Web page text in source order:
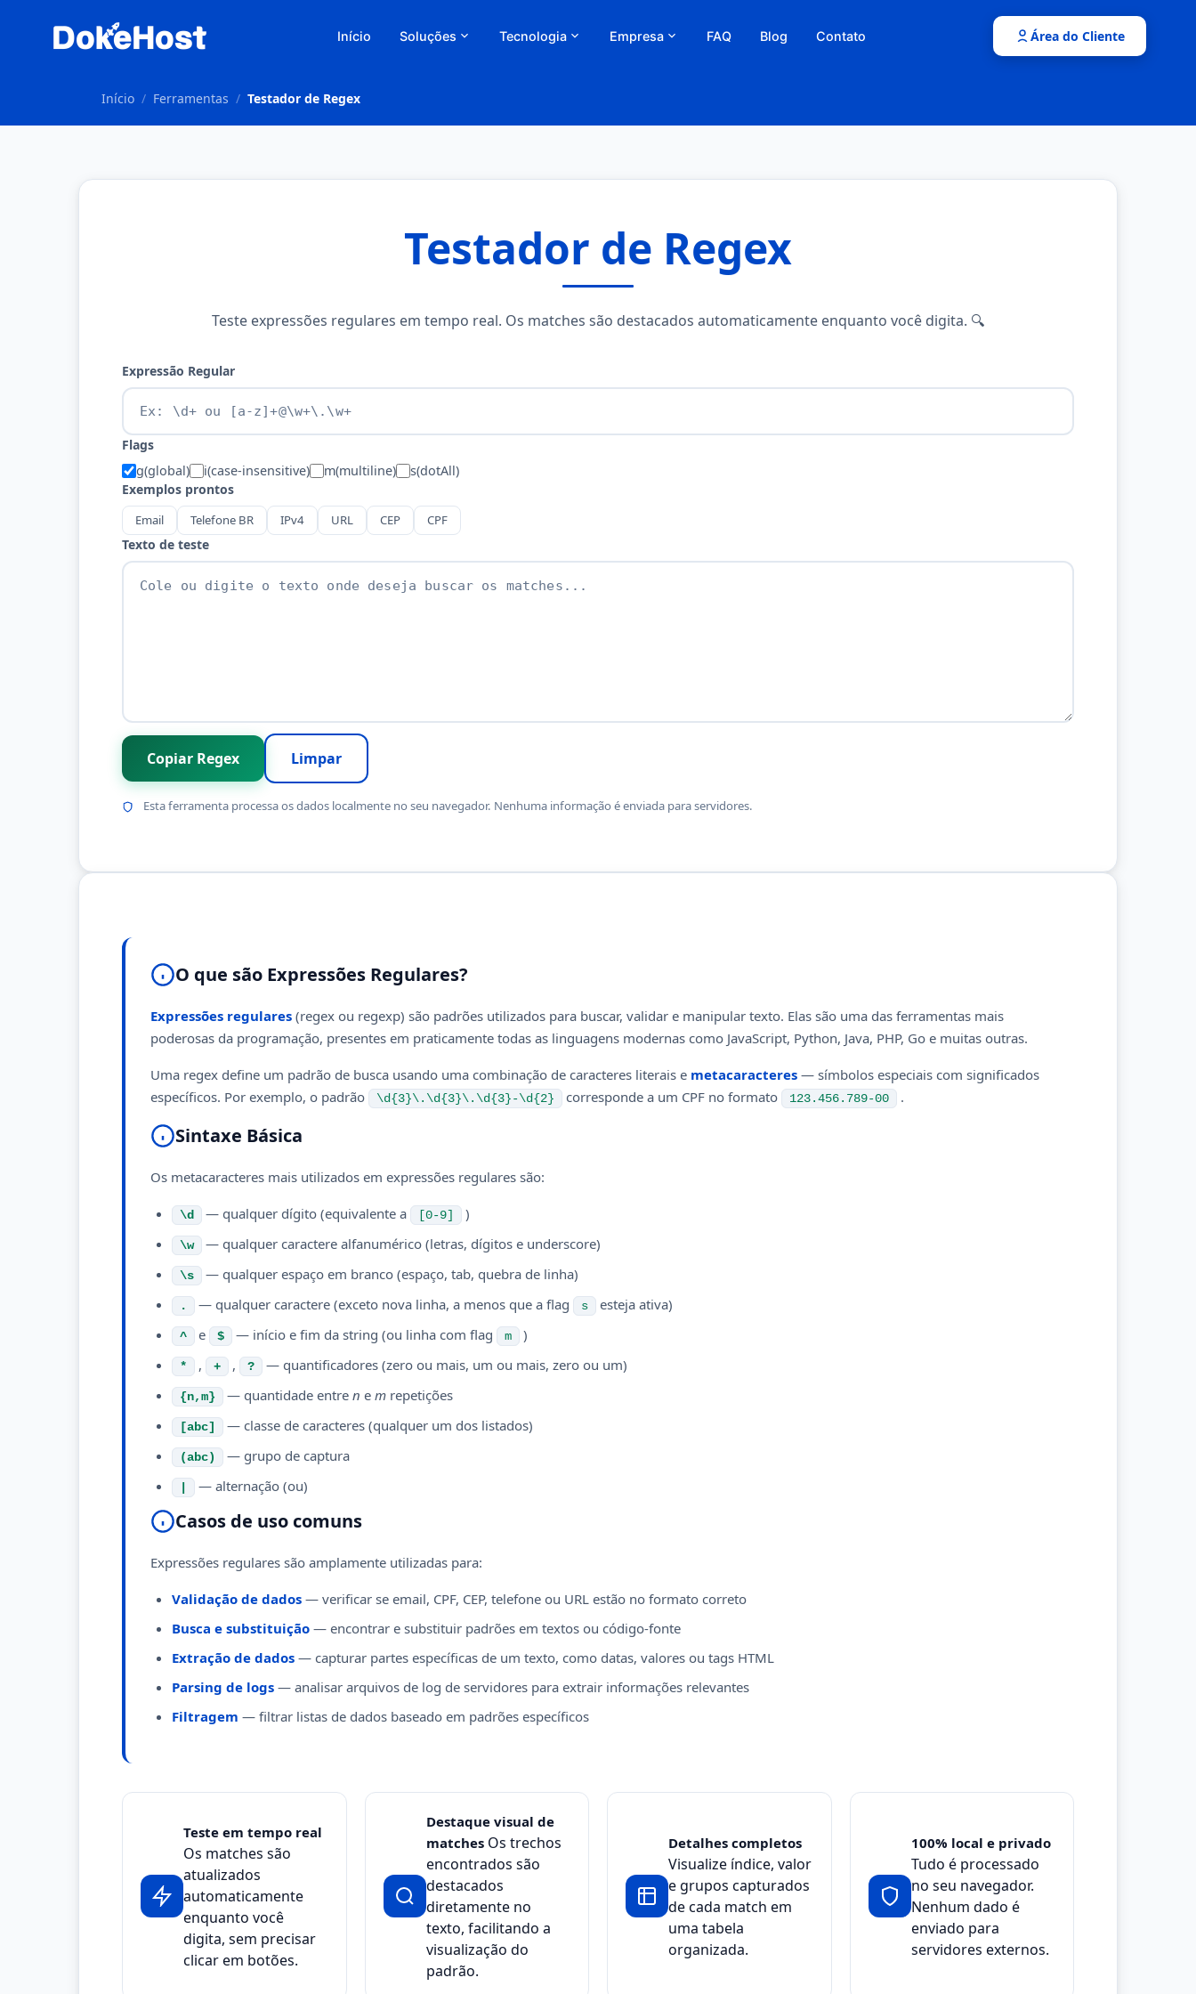
Início Soluções Tecnologia Empresa FAQ Blog Contato Área do Cliente
Início / Ferramentas / Testador de Regex
Testador de Regex
Teste expressões regulares em tempo real. Os matches são destacados automaticamente enquanto você digita. 🔍
Expressão Regular
Flags
g(global) i(case-insensitive) m(multiline) s(dotAll)
Exemplos prontos
Email Telefone BR IPv4 URL CEP CPF
Texto de teste
Copiar Regex Limpar
Esta ferramenta processa os dados localmente no seu navegador. Nenhuma informação é enviada para servidores.
O que são Expressões Regulares?
Expressões regulares (regex ou regexp) são padrões utilizados para buscar, validar e manipular texto. Elas são uma das ferramentas mais
poderosas da programação, presentes em praticamente todas as linguagens modernas como JavaScript, Python, Java, PHP, Go e muitas outras.
Uma regex define um padrão de busca usando uma combinação de caracteres literais e metacaracteres — símbolos especiais com significados
específicos. Por exemplo, o padrão
\d{3}\.\d{3}\.\d{3}-\d{2} corresponde a um CPF no formato 123.456.789-00 .
Sintaxe Básica
Os metacaracteres mais utilizados em expressões regulares são:
\d — qualquer dígito (equivalente a [0-9] )
\w — qualquer caractere alfanumérico (letras, dígitos e underscore)
\s — qualquer espaço em branco (espaço, tab, quebra de linha)
. — qualquer caractere (exceto nova linha, a menos que a flag s esteja ativa)
^ e $ — início e fim da string (ou linha com flag m )
* , + , ? — quantificadores (zero ou mais, um ou mais, zero ou um)
{n,m} — quantidade entre n e m repetições
[abc] — classe de caracteres (qualquer um dos listados)
(abc) — grupo de captura
— alternação (ou)
Casos de uso comuns
Expressões regulares são amplamente utilizadas para:
Validação de dados — verificar se email, CPF, CEP, telefone ou URL estão no formato correto
Busca e substituição — encontrar e substituir padrões em textos ou código-fonte
Extração de dados — capturar partes específicas de um texto, como datas, valores ou tags HTML
Parsing de logs — analisar arquivos de log de servidores para extrair informações relevantes
Filtragem — filtrar listas de dados baseado em padrões específicos
Teste em tempo real
Os matches são
atualizados
automaticamente
enquanto você
digita, sem precisar
clicar em botões.
Destaque visual de
matchesOs trechos
encontrados são
destacados
diretamente no
texto, facilitando a
visualização do
padrão.
Detalhes completos
Visualize índice, valor
e grupos capturados
de cada match em
uma tabela
organizada.
100% local e privado
Tudo é processado
no seu navegador.
Nenhum dado é
enviado para
servidores externos.